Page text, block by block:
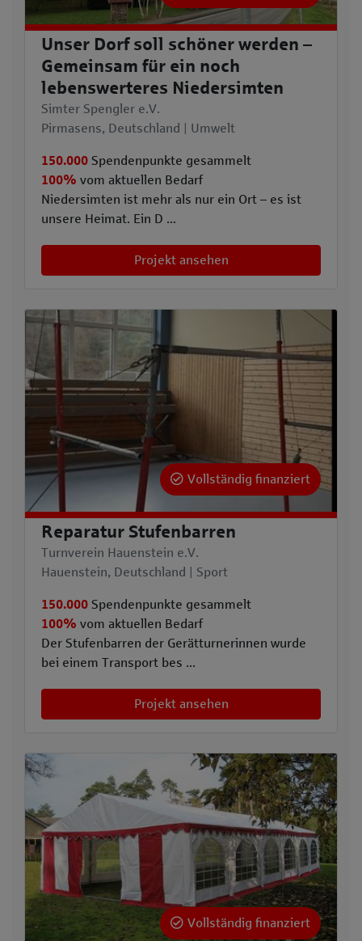
Unser Dorf soll schöner werden –
Gemeinsam für ein noch
lebenswerteres Niedersimten
Simter Spengler e.V.
Pirmasens, Deutschland | Umwelt
150.000 Spendenpunkte gesammelt
100% vom aktuellen Bedarf
Niedersimten ist mehr als nur ein Ort – es ist
unsere Heimat. Ein D ...
Projekt ansehen
Vollständig finanziert
Reparatur Stufenbarren
Turnverein Hauenstein e.V.
Hauenstein, Deutschland | Sport
150.000 Spendenpunkte gesammelt
100% vom aktuellen Bedarf
Der Stufenbarren der Gerätturnerinnen wurde
bei einem Transport bes ...
Projekt ansehen
Vollständig finanziert